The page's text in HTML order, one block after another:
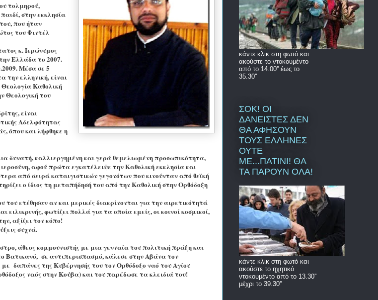
τολμηρού,
στην εκκλησία
που ήταν
του Φιντέλ
κ. Ιερώνυμος
Ελλάδα το 2007.
Μέσα σε 5
την ελληνική, είναι
Θεολογία Καθολική
Θεολογική του
είναι
Αδελφότητας
όπου και λήφθηκε η
δυνατή, καλλιεργημένη και γερά θεμελιωμένη προσωπικότητα,
αφού πρώτα εγκατέλειψε την Καθολική εκκλησία και
από σειρά καταιγιστικών γεγονότων που κινούνταν από θεϊκή
ο ίδιος τη μεταπήδησή του από την Καθολική στην Ορθόδοξη
του ετέθησαν αν και μερικές διακρίνονται για την αιρετικότητά
ειλικρινής, φωτίζει πολλά για τα οποία εμείς, οι κοινοί κοσμικοί,
αξίζει τον κόπο!
συχνά.
άθεος κομμουνιστής με μια γενναία του πολιτική πράξη και
Βατικανό, σε αντιπερισπασμό, κάλεσε στην Αβάνα τον
δαπάνες της Κυβέρνησής του τον Ορθόδοξο ναό του Αγίου
ναός στην Κούβα) και του παρέδωσε τα κλειδιά του!
κάντε κλικ στη φωτό και
ακούστε το ντοκουμέντο
από το 14.00'' έως το
35.30''
ΣΟΚ! ΟΙ
ΔΑΝΕΙΣΤΕΣ ΔΕΝ
ΘΑ ΑΦΗΣΟΥΝ
ΤΟΥΣ ΕΛΛΗΝΕΣ
ΟΥΤΕ
ΜΕ...ΠΑΤΙΝΙ! ΘΑ
ΤΑ ΠΑΡΟΥΝ ΟΛΑ!
κάντε κλικ στη φωτό και
ακούστε το ηχητικό
ντοκουμέντο από το 13.30''
μέχρι το 39.30''